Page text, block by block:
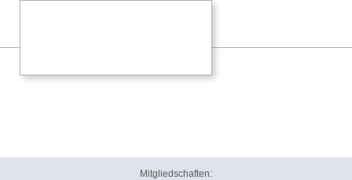
Mitgliedschaften: